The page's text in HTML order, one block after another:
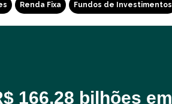
Renda Fixa Fundos de Investimentos
166,28 bilhões em